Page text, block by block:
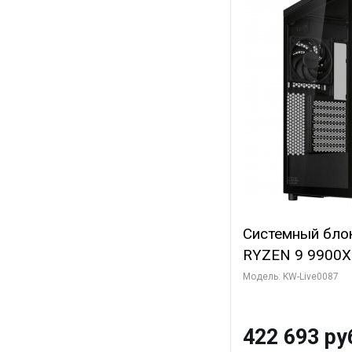
Системный
RYZEN 9
ОЗУ/ ASUS
Модель: KW-Live0087
422 693